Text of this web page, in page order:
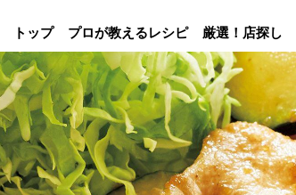
トップ プロが教えるレシピ 厳選！店探し